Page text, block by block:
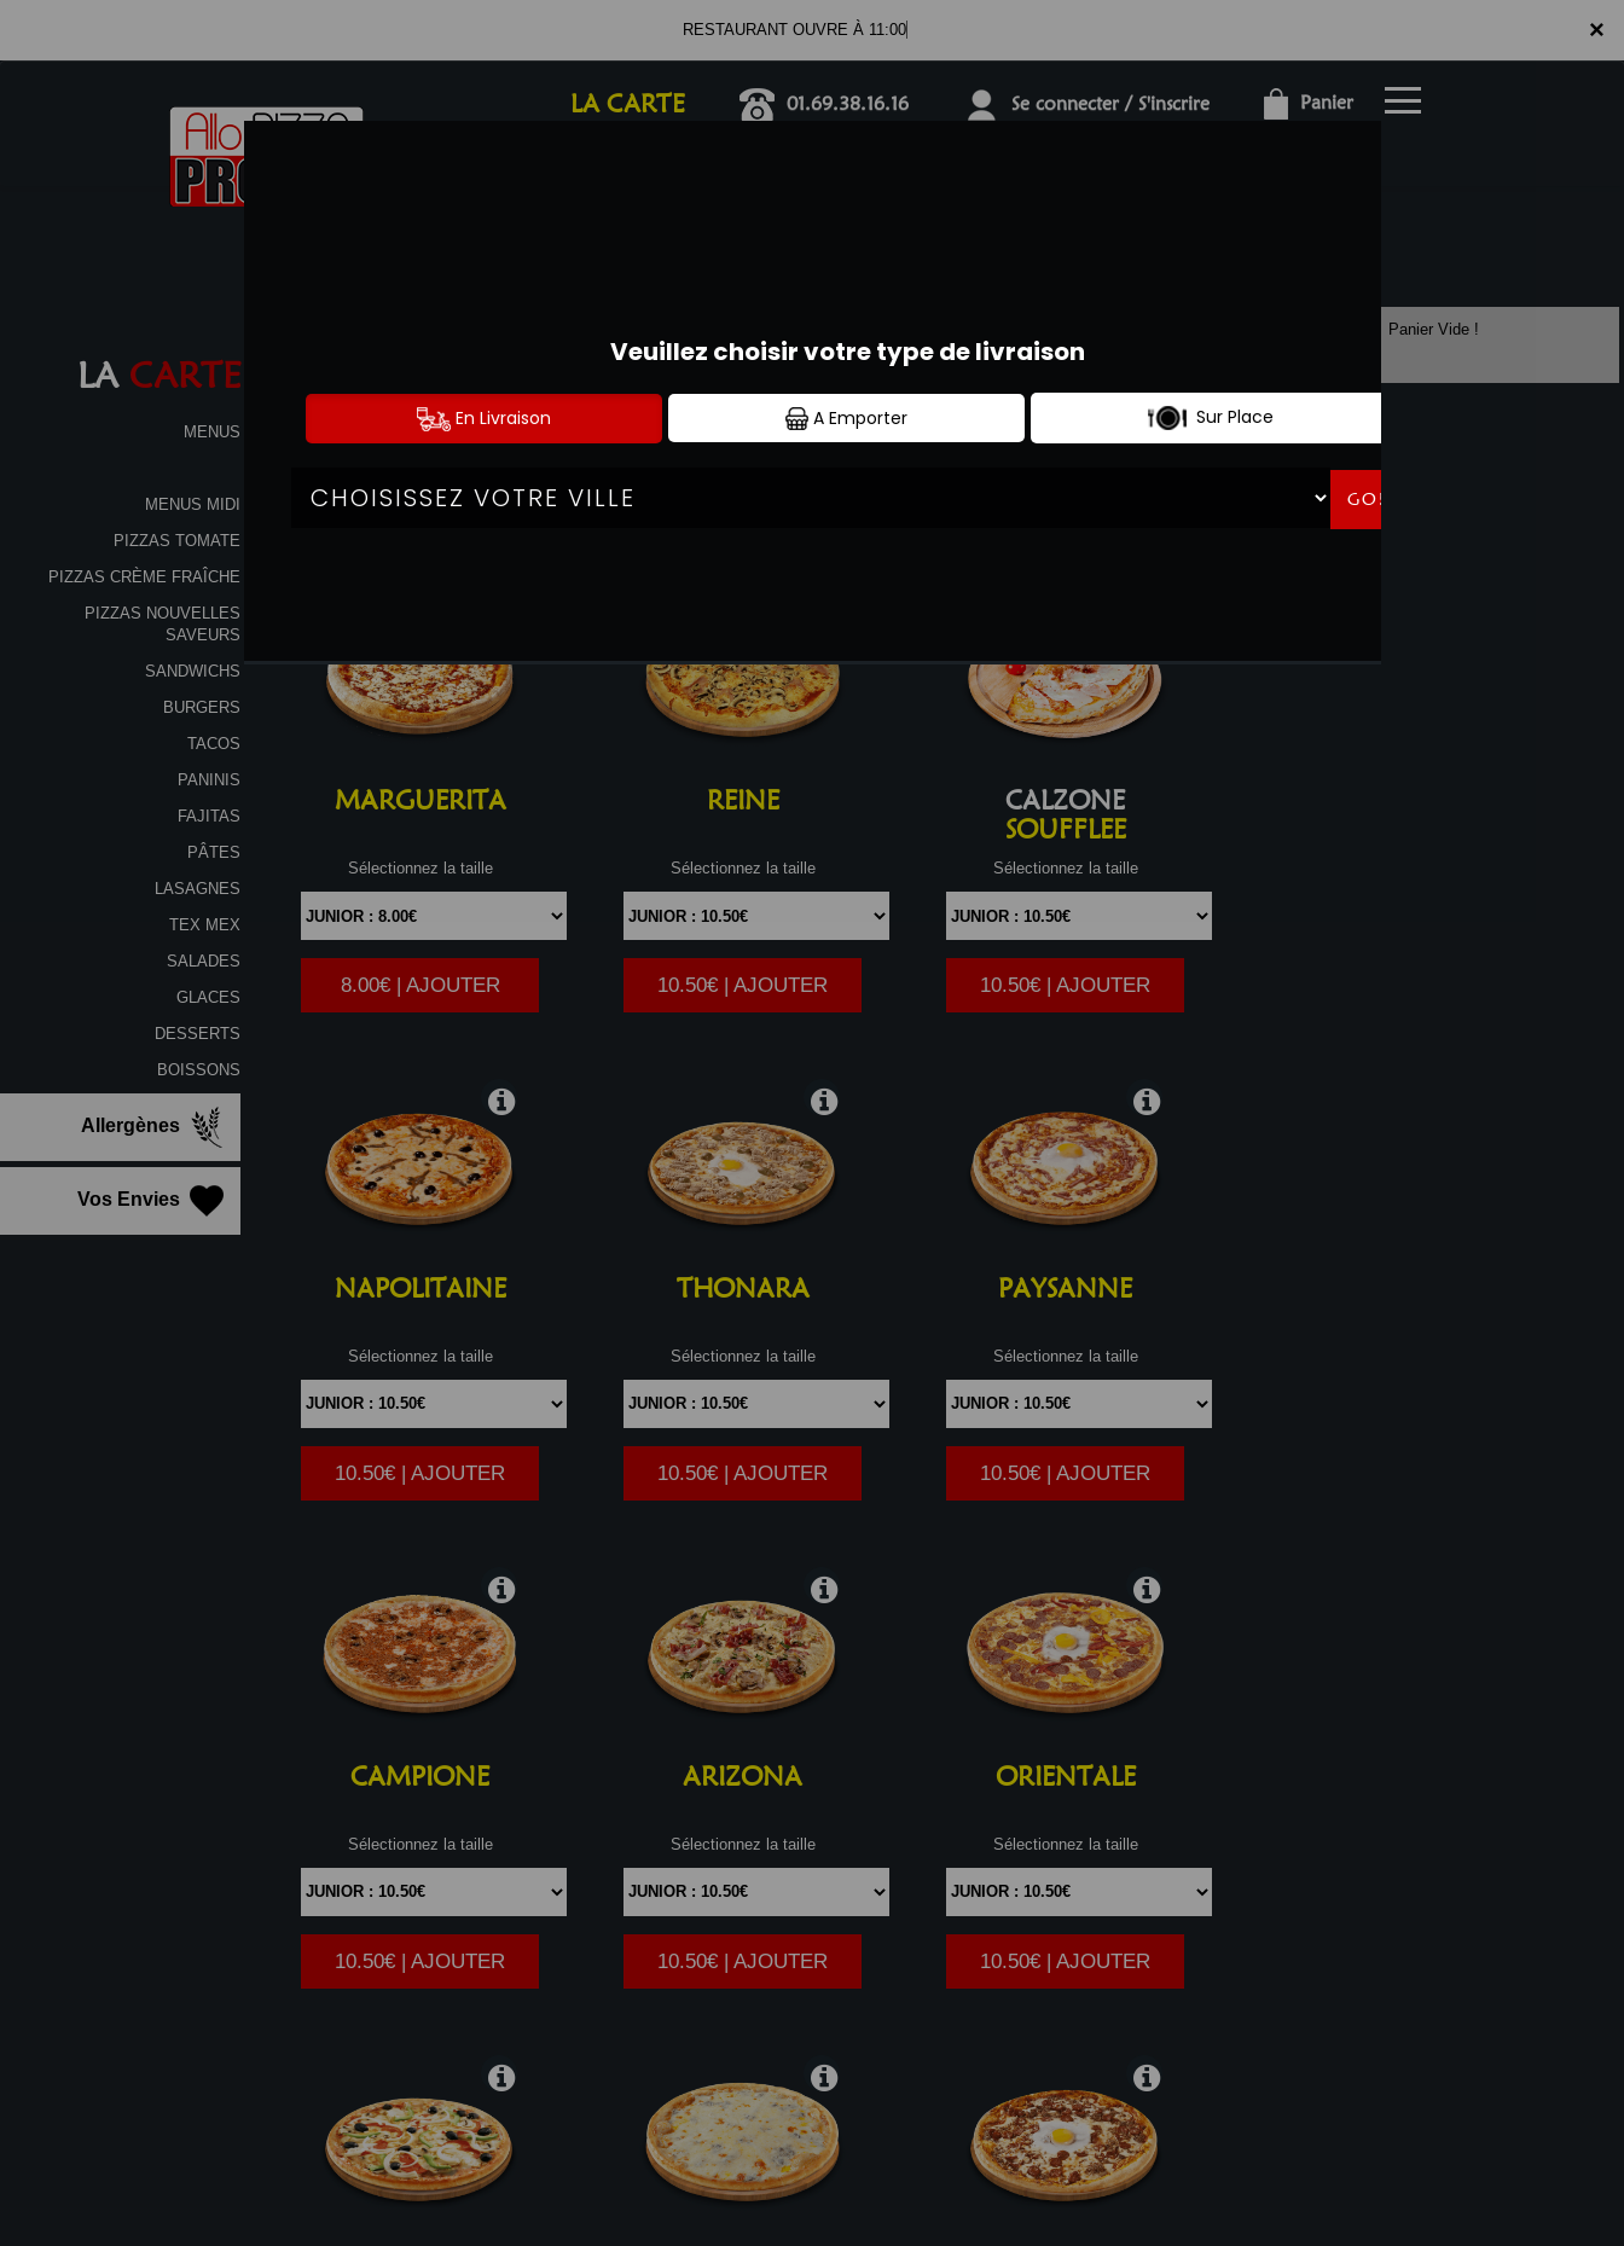
×
RESTAU
LA CARTE 01.69.38.16.16 Se connecter / S'inscrire Panier
×
LA CARTE
MENUS
MENUS MIDI
PIZZAS TOMATE
PIZZAS CRÈME FRAÎCHE
PIZZAS NOUVELLES
SAVEURS
SANDWICHS
BURGERS
TACOS
PANINIS
FAJITAS
PÂTES
LASAGNES
TEX MEX
SALADES
GLACES
DESSERTS
BOISSONS
Allergènes
Vos Envies
PIZZAS TOMATE
MARGUERITA
Sélectionnez la taille
|
8.00€ | AJOUTER
REINE
Sélectionnez la taille
|
10.50€ | AJOUTER
CALZONE
SOUFFLEE
Sélectionnez la taille
|
10.50€ | AJOUTER
NAPOLITAINE
Sélectionnez la taille
|
10.50€ | AJOUTER
THONARA
Sélectionnez la taille
|
10.50€ | AJOUTER
PAYSANNE
Sélectionnez la taille
|
10.50€ | AJOUTER
CAMPIONE
Sélectionnez la taille
|
10.50€ | AJOUTER
ARIZONA
Sélectionnez la taille
|
10.50€ | AJOUTER
ORIENTALE
Sélectionnez la taille
|
10.50€ | AJOUTER
Panier Vide !